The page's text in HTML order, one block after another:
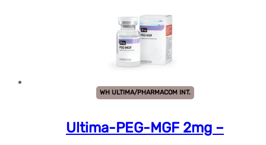
WH ULTIMA/PHARMACOM INT.
Ultima-PEG-MGF 2mg –